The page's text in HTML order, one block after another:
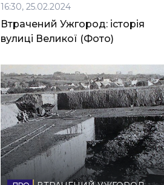
16:30, 25.02.2024
Втрачений Ужгород: історія
вулиці Великої (Фото)